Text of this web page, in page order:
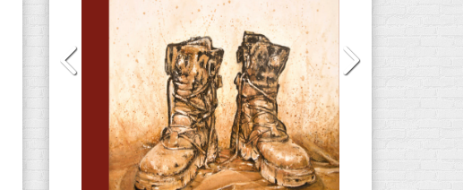
CATEGORIE DI PRODOTTI
Audiolibri(13)
CD(2)
DVD(4)